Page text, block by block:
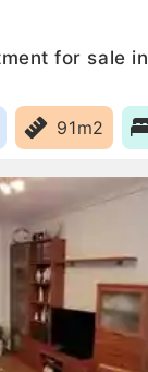
for sale in
91m2